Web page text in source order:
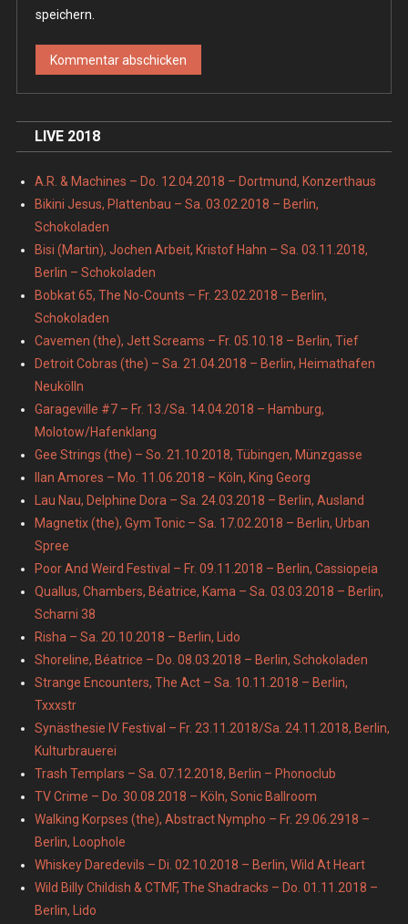
speichern.
LIVE 2018
A.R. & Machines – Do. 12.04.2018 – Dortmund, Konzerthaus
Bikini Jesus, Plattenbau – Sa. 03.02.2018 – Berlin,
Schokoladen
Bisi (Martin), Jochen Arbeit, Kristof Hahn – Sa. 03.11.2018,
Berlin – Schokoladen
Bobkat 65, The No-Counts – Fr. 23.02.2018 – Berlin,
Schokoladen
Cavemen (the), Jett Screams – Fr. 05.10.18 – Berlin, Tief
Detroit Cobras (the) – Sa. 21.04.2018 – Berlin, Heimathafen
Neukölln
Garageville #7 – Fr. 13./Sa. 14.04.2018 – Hamburg,
Molotow/Hafenklang
Gee Strings (the) – So. 21.10.2018, Tübingen, Münzgasse
Ilan Amores – Mo. 11.06.2018 – Köln, King Georg
Lau Nau, Delphine Dora – Sa. 24.03.2018 – Berlin, Ausland
Magnetix (the), Gym Tonic – Sa. 17.02.2018 – Berlin, Urban
Spree
Poor And Weird Festival – Fr. 09.11.2018 – Berlin, Cassiopeia
Quallus, Chambers, Béatrice, Kama – Sa. 03.03.2018 – Berlin,
Scharni 38
Risha – Sa. 20.10.2018 – Berlin, Lido
Shoreline, Béatrice – Do. 08.03.2018 – Berlin, Schokoladen
Strange Encounters, The Act – Sa. 10.11.2018 – Berlin,
Txxxstr
Synästhesie IV Festival – Fr. 23.11.2018/Sa. 24.11.2018, Berlin,
Kulturbrauerei
Trash Templars – Sa. 07.12.2018, Berlin – Phonoclub
TV Crime – Do. 30.08.2018 – Köln, Sonic Ballroom
Walking Korpses (the), Abstract Nympho – Fr. 29.06.2918 –
Berlin, Loophole
Whiskey Daredevils – Di. 02.10.2018 – Berlin, Wild At Heart
Wild Billy Childish & CTMF, The Shadracks – Do. 01.11.2018 –
Berlin, Lido